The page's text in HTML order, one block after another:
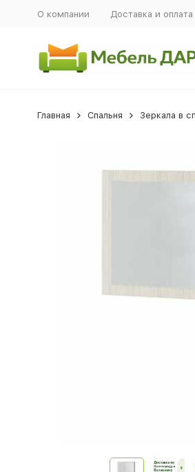
О компании Доставка и оплата
Главная Спальня Зеркала в